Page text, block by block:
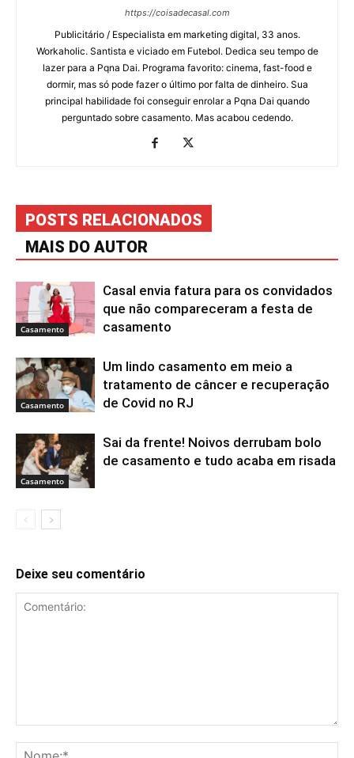
https://coisadecasal.com
Publicitário / Especialista em marketing digital, 33 anos.
Workaholic. Santista e viciado em Futebol. Dedica seu tempo de
lazer para a Pqna Dai. Programa favorito: cinema, fast-food e
dormir, mas só pode fazer o último por falta de dinheiro. Sua
principal habilidade foi conseguir enrolar a Pqna Dai quando
perguntado sobre casamento. Mas acabou cedendo.
POSTS RELACIONADOS
MAIS DO AUTOR
Casamento
Casal envia fatura para os convidados
que não compareceram a festa de
casamento
Casamento
Um lindo casamento em meio a
tratamento de câncer e recuperação
de Covid no RJ
Casamento
Sai da frente! Noivos derrubam bolo
de casamento e tudo acaba em risada
Deixe seu comentário